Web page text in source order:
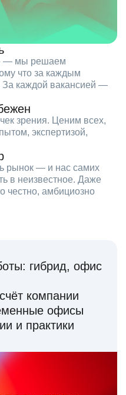
— мы решаем
что за каждым
каждой вакансией —
зрения. Ценим всех,
экспертизой,
рынок — и нас самих
в неизвестное. Даже
честно, амбициозно
гибрид, офис
компании
офисы
и практики